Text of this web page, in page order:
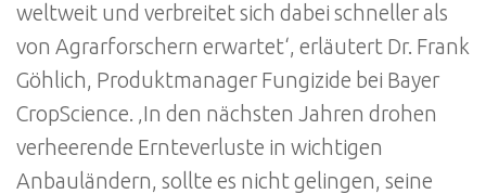
weltweit und verbreitet sich dabei schneller als
von Agrarforschern erwartet‘, erläutert Dr. Frank
Göhlich, Produktmanager Fungizide bei Bayer
CropScience. ‚In den nächsten Jahren drohen
verheerende Ernteverluste in wichtigen
Anbauländern, sollte es nicht gelingen, seine